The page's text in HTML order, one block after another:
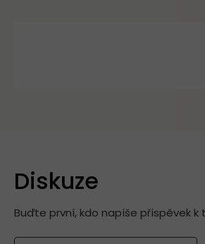
Diskuze
Buďte první, kdo napíše příspěvek